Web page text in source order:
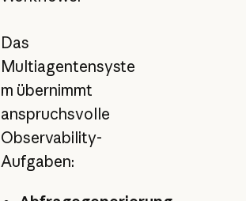
Das
Multiagentensyste
m übernimmt
anspruchsvolle
Observability-
Aufgaben: